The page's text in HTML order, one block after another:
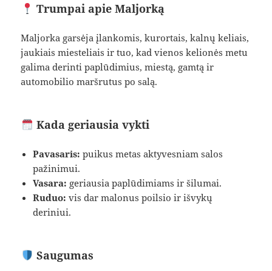
Trumpai apie Maljorką
Maljorka garsėja įlankomis, kurortais, kalnų keliais,
jaukiais miesteliais ir tuo, kad vienos kelionės metu
galima derinti paplūdimius, miestą, gamtą ir
automobilio maršrutus po salą.
Kada geriausia vykti
Pavasaris: puikus metas aktyvesniam salos
pažinimui.
Vasara: geriausia paplūdimiams ir šilumai.
Ruduo: vis dar malonus poilsio ir išvykų
deriniui.
Saugumas